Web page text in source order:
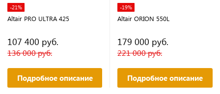
-21%
Altair PRO ULTRA 425
107 400 руб.
136 000 руб.
Подробное описание
-19%
Altair ORION 550L
179 000 руб.
221 000 руб.
Подробное описание